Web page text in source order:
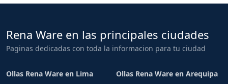
Rena Ware en las principales ciudades
Paginas dedicadas con toda la informacion para tu ciudad
Ollas Rena Ware en Lima Ollas Rena Ware en Arequipa